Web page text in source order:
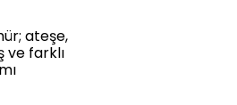
ateşe,
ve farklı